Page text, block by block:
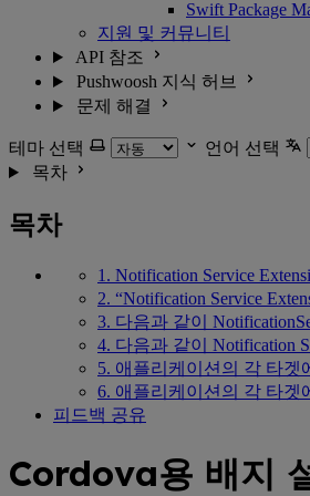
Swift Package
지원 및 커뮤니티
API 참조
Pushwoosh 지식 허브
문제 해결
테마 선택
언어 선택
목차
목차
1. Notification Service
2. “Notification Service
3. 다음과 같이
4. 다음과 같이 Notification
5. 애플리케이션의 각 타겟
6. 애플리케이션의 각 타겟
피드백 공유
Cordova용 배지